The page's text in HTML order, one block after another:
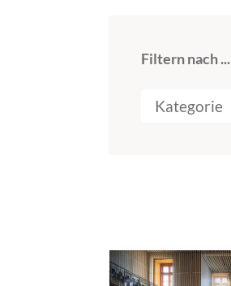
Filtern nach ...
Kategorie